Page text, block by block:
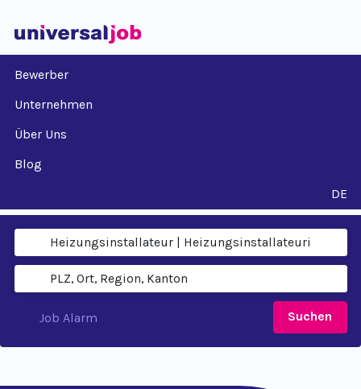
Bewerber
Unternehmen
Über Uns
Blog
DE
Suchen
Job Alarm